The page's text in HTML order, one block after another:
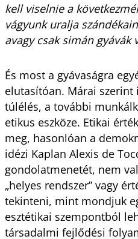
kell viselnie a
vágyunk uralja
avagy csak simán gyávák
És most a gyávaságra
elutasítóan. Márai szerint
túlélés, a további
etikus eszköze. Etikai
meg, hasonlóan a
idézi Kaplan Alexis de
gondolatmenetét, nem
„helyes rendszer” vagy
tekinteni, mint mondjuk
esztétikai szempontból
társadalmi fejlődési